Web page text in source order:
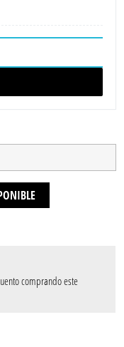
comprando este